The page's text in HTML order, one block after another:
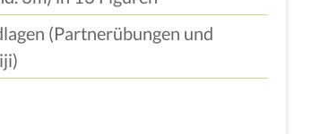
(Partnerübungen und